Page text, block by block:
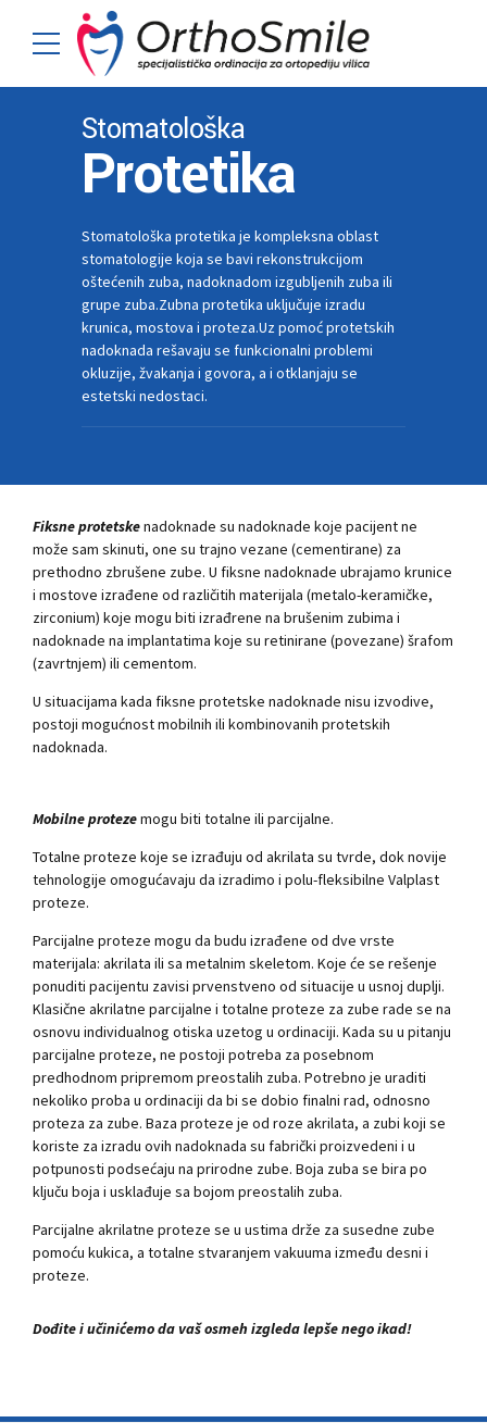
Stomatološka
Protetika
Stomatološka protetika je kompleksna oblast
stomatologije koja se bavi rekonstrukcijom
oštećenih zuba, nadoknadom izgubljenih zuba ili
grupe zuba.Zubna protetika uključuje izradu
krunica, mostova i proteza.Uz pomoć protetskih
nadoknada rešavaju se funkcionalni problemi
okluzije, žvakanja i govora, a i otklanjaju se
estetski nedostaci.
Fiksne protetskenadoknade su nadoknade koje pacijent ne
može sam skinuti, one su trajno vezane (cementirane) za
prethodno zbrušene zube. U fiksne nadoknade ubrajamo krunice
i mostove izrađene od različitih materijala (metalo-keramičke,
zirconium) koje mogu biti izrađrene na brušenim zubima i
nadoknade na implantatima koje su retinirane (povezane) šrafom
(zavrtnjem) ili cementom.
U situacijama kada fiksne protetske nadoknade nisu izvodive,
postoji mogućnost mobilnih ili kombinovanih protetskih
nadoknada.
Mobilne protezemogu biti totalne ili parcijalne.
Totalne proteze koje se izrađuju od akrilata su tvrde, dok novije
tehnologije omogućavaju da izradimo i polu-fleksibilne Valplast
proteze.
Parcijalne proteze mogu da budu izrađene od dve vrste
materijala: akrilata ili sa metalnim skeletom. Koje će se rešenje
ponuditi pacijentu zavisi prvenstveno od situacije u usnoj duplji.
Klasične akrilatne parcijalne i totalne proteze za zube rade se na
osnovu individualnog otiska uzetog u ordinaciji. Kada su u pitanju
parcijalne proteze, ne postoji potreba za posebnom
predhodnom pripremom preostalih zuba. Potrebno je uraditi
nekoliko proba u ordinaciji da bi se dobio finalni rad, odnosno
proteza za zube. Baza proteze je od roze akrilata, a zubi koji se
koriste za izradu ovih nadoknada su fabrički proizvedeni i u
potpunosti podsećaju na prirodne zube. Boja zuba se bira po
ključu boja i usklađuje sa bojom preostalih zuba.
Parcijalne akrilatne proteze se u ustima drže za susedne zube
pomoću kukica, a totalne stvaranjem vakuuma između desni i
proteze.
Dođite i učinićemo da vaš osmeh izgleda lepše nego ikad!